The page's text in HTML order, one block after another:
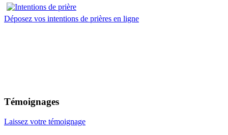
Déposez vos intentions de prières en ligne
Témoignages
Laissez votre témoignage